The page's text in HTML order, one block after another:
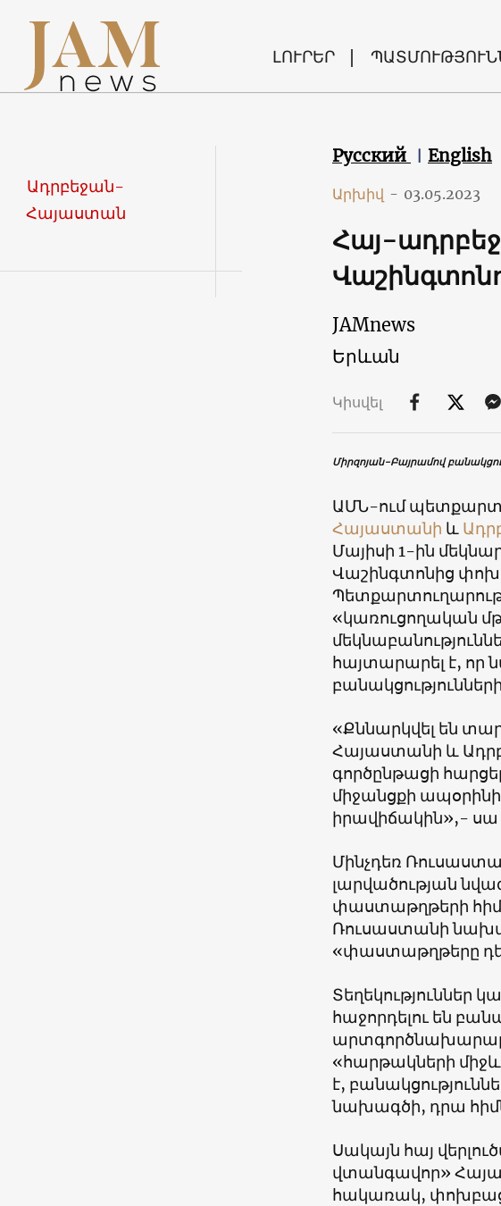
ԼՈՒՐԵՐ
Ադրբեջան-
Հայաստան
Русский English
Արխիվ - 03.05.2023
Հայ-
JAMnews
Երևան
Կիսվել
Միրզոյան-Բայրամով
ԱՄՆ-ում
Հայաստանի և
Մայիսի 1-ին
Վաշինգտոնից
«կառուցողական
հայտարարել է, որ
բանակցությունների
«Քննարկվել են
Հայաստանի և
գործընթացի
միջանցքի
իրավիճակին»,- սա
Մինչդեռ
լարվածության
փաստաթղթերի
Ռուսաստանի
«փաստաթղթերը
Տեղեկություններ
հաջորդելու են
արտգործնախարար
«հարթակների միջև
է,
նախագծի, դրա
Սակայն հայ
վտանգավոր»
հակառակ,